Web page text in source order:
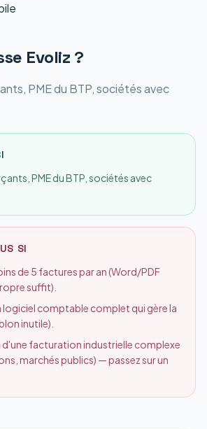
Evoliz ?
PME du BTP, sociétés avec
PME du BTP, sociétés avec
SI
de 5 factures par an (Word/PDF
suffit).
logiciel comptable complet qui gère la
inutile).
d'une facturation industrielle complexe
marchés publics) — passez sur un